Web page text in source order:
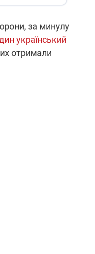
за минулу
український
отримали